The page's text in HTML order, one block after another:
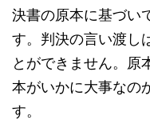
決書の原本に基づい
す。判決の言い渡し
とができません。原
本がいかに大事なの
す。